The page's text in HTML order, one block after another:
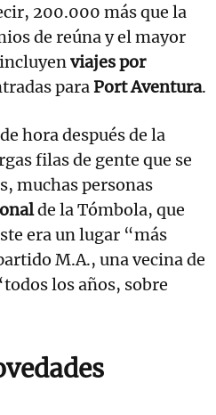
200.000 más que la
de reúna y el mayor
viajes por
paraPort Aventura.
hora después de la
filas de gente que se
muchas personas
de la Tómbola, que
era un lugar “más
M.A., una vecina de
los años, sobre